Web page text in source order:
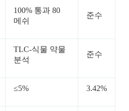
100% 통과 80
메쉬
준수
TLC-식물 약물
분석
준수
≤5% 3.42%